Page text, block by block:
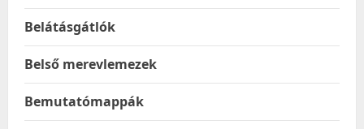
Belátásgátlók
Belső merevlemezek
Bemutatómappák